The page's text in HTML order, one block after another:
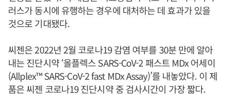
러스가 동시에 유행하는 경우에 대처하는 데 효과가 있을
것으로 기대됐다.
씨젠은 2022년 2월 코로나19 감염 여부를 30분 만에 알아
내는 진단시약 ‘올플렉스 SARS-CoV-2 패스트 MDx 어세이
(Allplex™ SARS-CoV-2 fast MDx Assay)’를 내놓았다. 이 제
품은 씨젠 코로나19 진단시약 중 검사시간이 가장 짧다.